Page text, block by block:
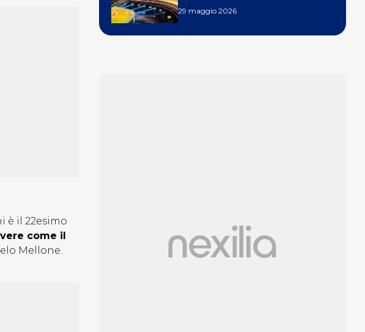
è il 22esimo
come il
Mellone.
29 maggio 2026